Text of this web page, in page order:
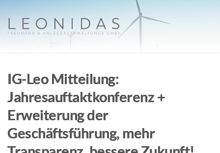
IG-Leo Mitteilung:
Jahresauftaktkonferenz +
Erweiterung der
Geschäftsführung, mehr